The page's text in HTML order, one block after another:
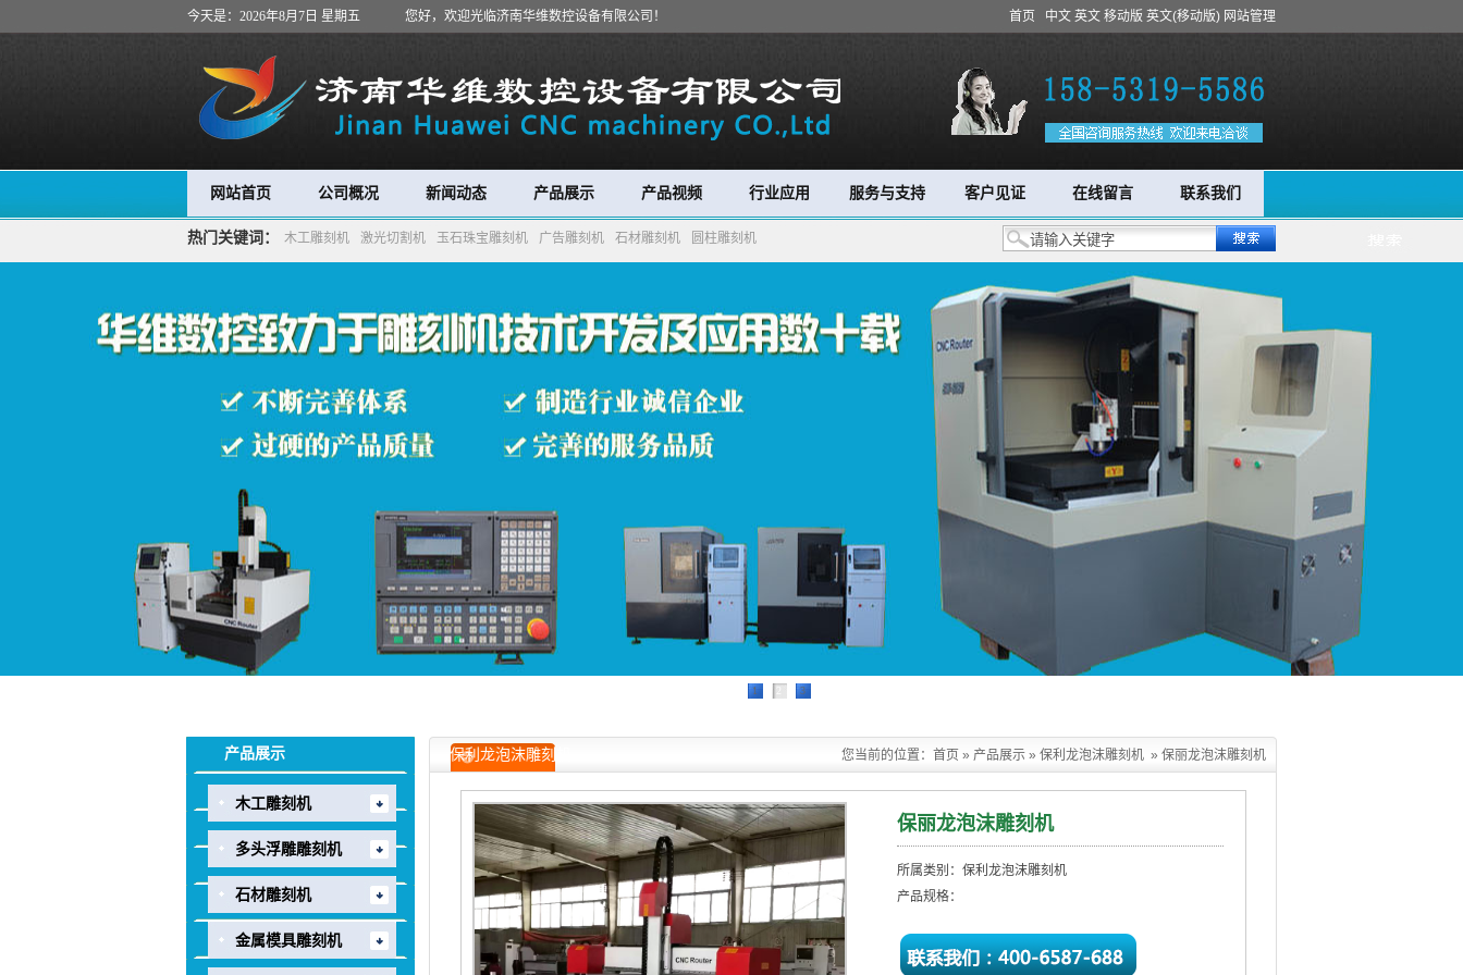
今天是：2026年8月7日 星期五 您好，欢迎光临济南华维数控设备有限公司！ 首页 中文 英文 移动版 英文(移动版) 网站管理
网站首页 公司概况 新闻动态 产品展示 产品视频 行业应用 服务与支持 客户见证 在线留言 联系我们
热门关键词： 木工雕刻机 激光切割机 玉石珠宝雕刻机 广告雕刻机 石材雕刻机 圆柱雕刻机
1 3
产品展示
木工雕刻机
多头浮雕雕刻机
石材雕刻机
金属模具雕刻机
保利龙泡沫雕刻机 您当前的位置： 首页 » 产品展示 » 保利龙泡沫雕刻机 » 保丽龙泡沫雕刻机
保丽龙泡沫雕刻机
所属类别：保利龙泡沫雕刻机
产品规格：